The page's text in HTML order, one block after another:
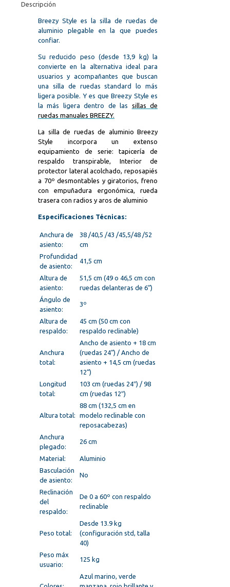
Descripción
Breezy Style es la silla de ruedas de
aluminio plegable en la que puedes
confiar.
Su reducido peso (desde 13,9 kg) la
convierte en la alternativa ideal para
usuarios y acompañantes que buscan
una silla de ruedas standard lo más
ligera posible. Y es que Breezy Style es
la más ligera dentro de las sillas de
ruedas manuales BREEZY.
La silla de ruedas de aluminio Breezy
Style incorpora un extenso
equipamiento de serie: tapicería de
respaldo transpirable, Interior de
protector lateral acolchado, reposapiés
a 70º desmontables y giratorios, freno
con empuñadura ergonómica, rueda
trasera con radios y aros de aluminio
Especificaciones Técnicas:
Anchura de
asiento:
38 /40,5 /43 /45,5/48 /52
cm
Profundidad
de asiento:
41,5 cm
Altura de
asiento:
51,5 cm (49 o 46,5 cm con
ruedas delanteras de 6“)
Ángulo de
asiento:
3º
Altura de
respaldo:
45 cm (50 cm con
respaldo reclinable)
Anchura
total:
Ancho de asiento + 18 cm
(ruedas 24“) / Ancho de
asiento + 14,5 cm (ruedas
12“)
Longitud
total:
103 cm (ruedas 24″) / 98
cm (ruedas 12″)
Altura total:
88 cm (132,5 cm en
modelo reclinable con
reposacabezas)
Anchura
plegado:
26 cm
Material:
Aluminio
Basculación
de asiento:
No
Reclinación
del
respaldo:
De 0 a 60º con respaldo
reclinable
Peso total:
Desde 13.9 kg
(configuración std, talla
40)
Peso máx
usuario:
125 kg
Azul marino, verde